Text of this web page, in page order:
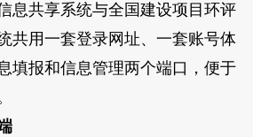
共享系统与全国建设项目环评
共用一套登录网址、一套账号体
填报和信息管理两个端口，便于